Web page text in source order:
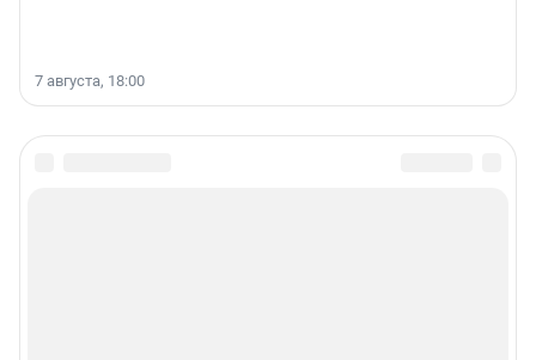
7 августа, 18:00